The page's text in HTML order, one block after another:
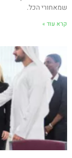
שמאחורי הכל.
קרא עוד »